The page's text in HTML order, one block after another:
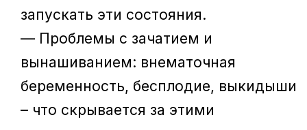
запускать эти состояния.
— Проблемы с зачатием и
вынашиванием: внематочная
беременность, бесплодие, выкидыши
– что скрывается за этими